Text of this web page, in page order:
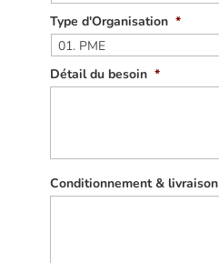
Type d'Organisation *
Détail du besoin *
Conditionnement & livraison